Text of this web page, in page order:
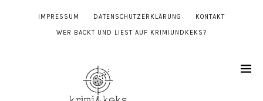
IMPRESSUM DATENSCHUTZERKLÄRUNG KONTAKT
WER BACKT UND LIEST AUF KRIMIUNDKEKS?